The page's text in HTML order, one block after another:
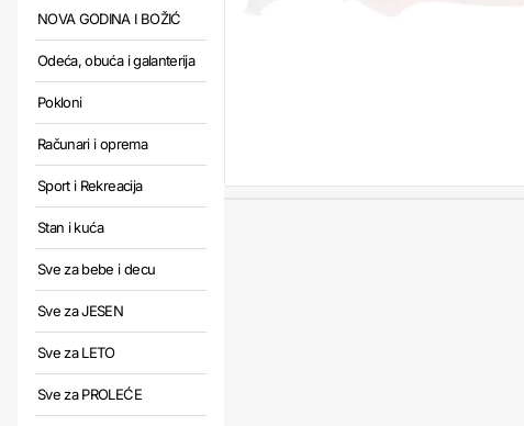
NOVA GODINA I BOŽIĆ
Odeća, obuća i galanterija
Pokloni
Računari i oprema
Sport i Rekreacija
Stan i kuća
Sve za bebe i decu
Sve za JESEN
Sve za LETO
Sve za PROLEĆE